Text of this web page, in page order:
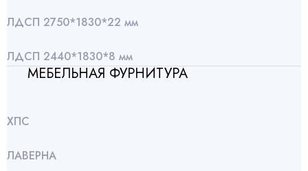
ЛДСП 2750*1830*22 мм
ЛДСП 2440*1830*8 мм
МЕБЕЛЬНАЯ ФУРНИТУРА
ХПС
ЛАВЕРНА